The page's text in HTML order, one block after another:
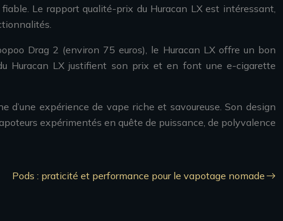
Le rapport qualité-prix du Huracan LX est intéressant,
Drag 2 (environ 75 euros), le Huracan LX offre un bon
Huracan LX justifient son prix et en font une e-cigarette
d’une expérience de vape riche et savoureuse. Son design
expérimentés en quête de puissance, de polyvalence
Pods : praticité et performance pour le vapotage nomade